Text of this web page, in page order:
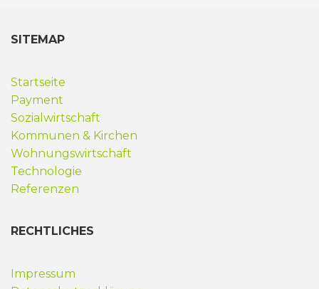
SITEMAP
Startseite
Payment
Sozialwirtschaft
Kommunen & Kirchen
Wohnungswirtschaft
Technologie
Referenzen
RECHTLICHES
Impressum